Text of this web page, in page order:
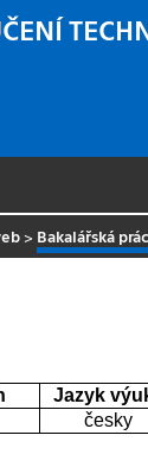
> Bakalářská
Jazyk
česky